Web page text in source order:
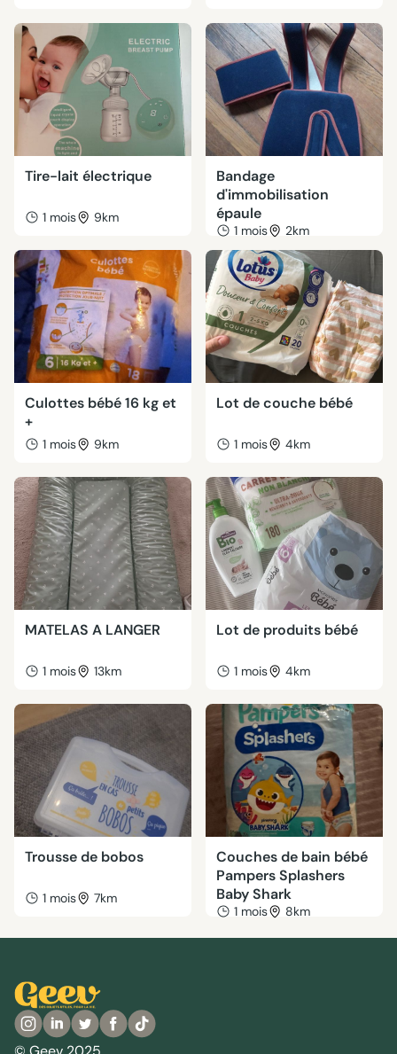
Tire-lait électrique
1 mois 9km
Bandage
d'immobilisation
épaule
1 mois 2km
Culottes bébé 16 kg et
+
1 mois 9km
Lot de couche bébé
1 mois 4km
MATELAS A LANGER
1 mois 13km
Lot de produits bébé
1 mois 4km
Trousse de bobos
1 mois 7km
Couches de bain bébé
Pampers Splashers
Baby Shark
1 mois 8km